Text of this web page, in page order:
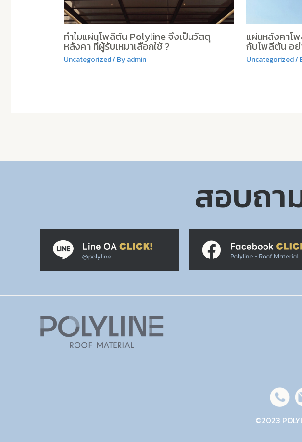
ทำไมแผ่นโพลีตัน Polyline จึงเป็นวัสดุ
หลังคา ที่ผู้รับเหมาเลือกใช้ ?
Uncategorized/ Byadmin
แผ่นหลังคาโ
กับโพลีตัน อย่
Uncategorized/
สอบถา
©2023